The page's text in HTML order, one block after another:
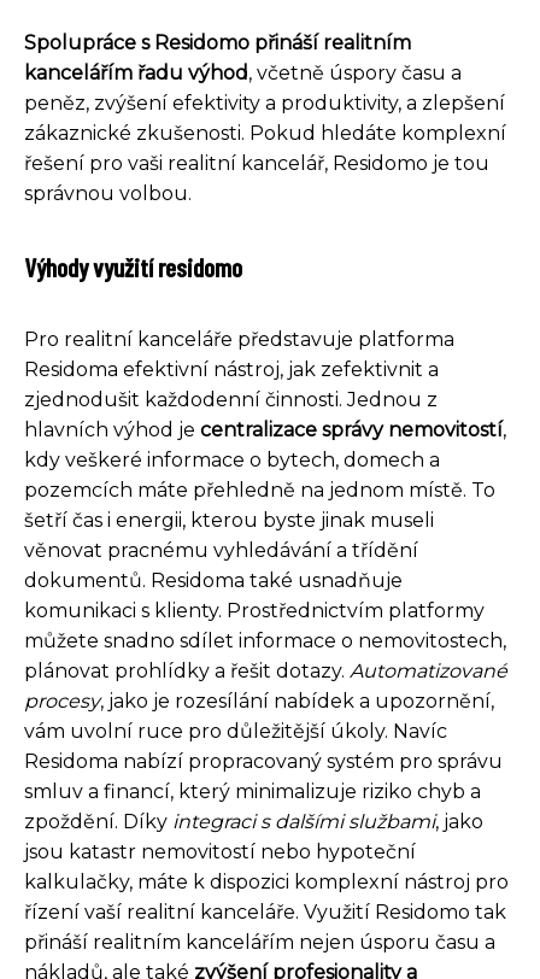
Spolupráce s Residomo přináší realitním
kancelářím řadu výhod, včetně úspory času a
peněz, zvýšení efektivity a produktivity, a zlepšení
zákaznické zkušenosti. Pokud hledáte komplexní
řešení pro vaši realitní kancelář, Residomo je tou
správnou volbou.
Výhody využití residomo
Pro realitní kanceláře představuje platforma
Residoma efektivní nástroj, jak zefektivnit a
zjednodušit každodenní činnosti. Jednou z
hlavních výhod je centralizace správy nemovitostí,
kdy veškeré informace o bytech, domech a
pozemcích máte přehledně na jednom místě. To
šetří čas i energii, kterou byste jinak museli
věnovat pracnému vyhledávání a třídění
dokumentů. Residoma také usnadňuje
komunikaci s klienty. Prostřednictvím platformy
můžete snadno sdílet informace o nemovitostech,
plánovat prohlídky a řešit dotazy. Automatizované
procesy, jako je rozesílání nabídek a upozornění,
vám uvolní ruce pro důležitější úkoly. Navíc
Residoma nabízí propracovaný systém pro správu
smluv a financí, který minimalizuje riziko chyb a
zpoždění. Díky integraci s dalšími službami, jako
jsou katastr nemovitostí nebo hypoteční
kalkulačky, máte k dispozici komplexní nástroj pro
řízení vaší realitní kanceláře. Využití Residomo tak
přináší realitním kancelářím nejen úsporu času a
nákladů, ale také zvýšení profesionality a